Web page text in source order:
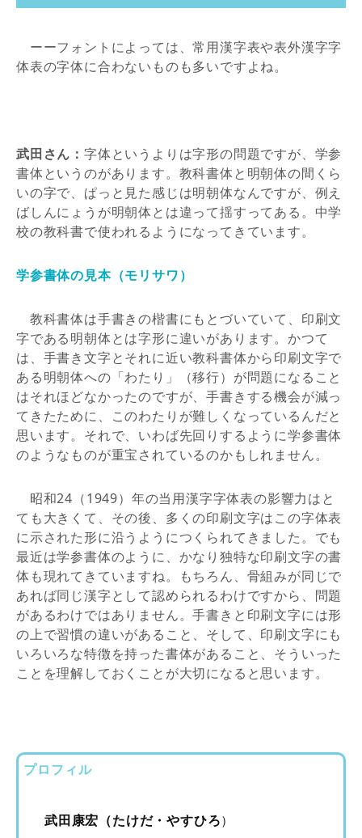
ーーフォントによっては、常用漢字表や表外漢字字
体表の字体に合わないものも多いですよね。
武田さん： 字体というよりは字形の問題ですが、学参
書体というのがあります。教科書体と明朝体の間くら
いの字で、ぱっと見た感じは明朝体なんですが、例え
ばしんにょうが明朝体とは違って揺すってある。中学
校の教科書で使われるようになってきています。
学参書体の見本（モリサワ）
教科書体は手書きの楷書にもとづいていて、印刷文
字である明朝体とは字形に違いがあります。かつて
は、手書き文字とそれに近い教科書体から印刷文字で
ある明朝体への「わたり」（移行）が問題になること
はそれほどなかったのですが、手書きする機会が減っ
てきたために、このわたりが難しくなっているんだと
思います。それで、いわば先回りするように学参書体
のようなものが重宝されているのかもしれません。
昭和24（1949）年の当用漢字字体表の影響力はと
ても大きくて、その後、多くの印刷文字はこの字体表
に示された形に沿うようにつくられてきました。でも
最近は学参書体のように、かなり独特な印刷文字の書
体も現れてきていますね。もちろん、骨組みが同じで
あれば同じ漢字として認められるわけですから、問題
があるわけではありません。手書きと印刷文字には形
の上で習慣の違いがあること、そして、印刷文字にも
いろいろな特徴を持った書体があること、そういった
ことを理解しておくことが大切になると思います。
プロフィル
武田康宏（たけだ・やすひろ）